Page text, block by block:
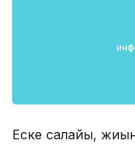
Еске салайық,